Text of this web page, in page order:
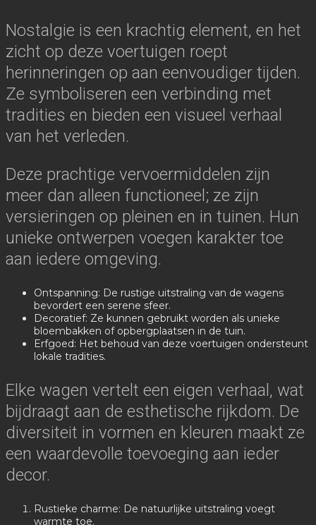
Nostalgie is een krachtig element, en het
zicht op deze voertuigen roept
herinneringen op aan eenvoudiger tijden.
Ze symboliseren een verbinding met
tradities en bieden een visueel verhaal
van het verleden.
Deze prachtige vervoermiddelen zijn
meer dan alleen functioneel; ze zijn
versieringen op pleinen en in tuinen. Hun
unieke ontwerpen voegen karakter toe
aan iedere omgeving.
Ontspanning: De rustige uitstraling van de wagens
bevordert een serene sfeer.
Decoratief: Ze kunnen gebruikt worden als unieke
bloembakken of opbergplaatsen in de tuin.
Erfgoed: Het behoud van deze voertuigen ondersteunt
lokale tradities.
Elke wagen vertelt een eigen verhaal, wat
bijdraagt aan de esthetische rijkdom. De
diversiteit in vormen en kleuren maakt ze
een waardevolle toevoeging aan ieder
decor.
Rustieke charme: De natuurlijke uitstraling voegt
warmte toe.